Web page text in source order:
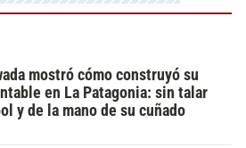
mostró cómo construyó su
en La Patagonia: sin talar
y de la mano de su cuñado